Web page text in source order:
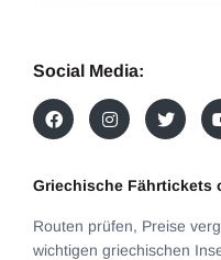
Social Media:
Griechische Fährtickets
Routen prüfen, Preise
wichtigen griechischen